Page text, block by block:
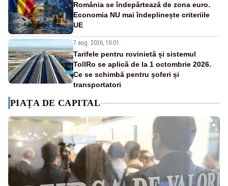
România se îndepărtează de zona euro.
Economia NU mai îndeplinește criteriile
UE
7 aug. 2026, 10:01
Tarifele pentru rovinietă și sistemul
TollRo se aplică de la 1 octombrie 2026.
Ce se schimbă pentru șoferi și
transportatori
PIAȚA DE CAPITAL